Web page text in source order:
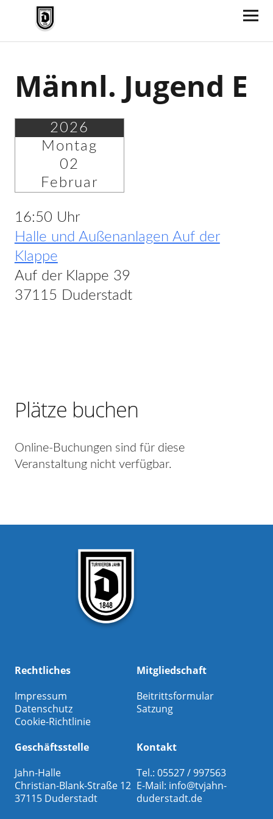
TV Jahn Duderstadt
Männl. Jugend E
2026
Montag
02
Februar
16:50 Uhr
Halle und Außenanlagen Auf der
Klappe
Auf der Klappe 39
37115 Duderstadt
Plätze buchen
Online-Buchungen sind für diese
Veranstaltung nicht verfügbar.
Rechtliches
Impressum
Datenschutz
Cookie-Richtlinie
Mitgliedschaft
Beitrittsformular
Satzung
Geschäftsstelle
Jahn-Halle
Christian-Blank-Straße 12
37115 Duderstadt
Kontakt
Tel.: 05527 / 997563
E-Mail: info@tvjahn-
duderstadt.de